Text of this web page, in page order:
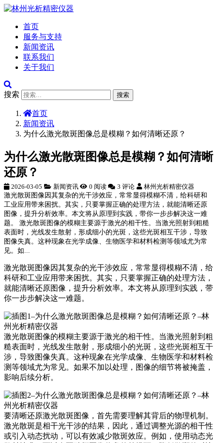
首页
服务与支持
新闻资讯
联系我们
关于我们
搜索 搜索
首页
新闻资讯
为什么激光散斑图像总是模糊？如何清晰还原？
为什么激光散斑图像总是模糊？如何清晰
还原？
2026-03-05 新闻资讯 0 阅读 3 评论 林州光析精密仪器
激光散斑图像因其复杂的光干涉效应，常常显得模糊不清，给科研和
工业应用带来困扰。其实，只要掌握正确的处理方法，就能清晰还原
图像，提升分析效率。本文将从原理到实践，带你一步步解决这一难
题。 激光散斑图像的模糊主要源于激光的相干性。当激光照射到粗糙
表面时，光线发生散射，形成细小的光斑，这些光斑相互干涉，导致
图像失真。这种现象在光学成像、生物医学和材料检测等领域尤为常
见。如...
激光散斑图像因其复杂的光干涉效应，常常显得模糊不清，给
科研和工业应用带来困扰。其实，只要掌握正确的处理方法，
就能清晰还原图像，提升分析效率。本文将从原理到实践，带
你一步步解决这一难题。
激光散斑图像的模糊主要源于激光的相干性。当激光照射到粗
糙表面时，光线发生散射，形成细小的光斑，这些光斑相互干
涉，导致图像失真。这种现象在光学成像、生物医学和材料检
测等领域尤为常见。如果不加以处理，图像的细节将被掩盖，
影响后续分析。
要清晰还原激光散斑图像，首先需要理解其背后的物理机制。
激光散斑是相干光干涉的结果，因此，通过调整光源的相干性
或引入动态扰动，可以有效减少散斑效应。例如，使用动态光